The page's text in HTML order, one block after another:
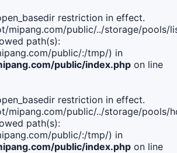
restriction in effect.
mipang.com/public/../storage/pools/
path(s):
public/:/tmp/) in
public/index.php on line
restriction in effect.
mipang.com/public/../storage/pools/
path(s):
public/:/tmp/) in
public/index.php on line